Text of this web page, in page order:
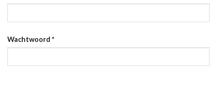
Wachtwoord *